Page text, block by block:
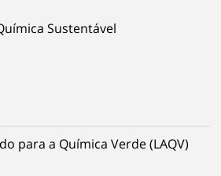
Sustentável
para a Química Verde (LAQV)